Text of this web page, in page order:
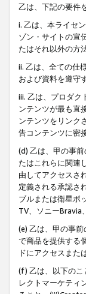
乙は、下記の要件
i. 乙は、本ライセ
ゾン・サイトの宣
たはそれ以外の方
ii. 乙は、全ての仕
および資料を遵守
iii. 乙は、プロダク
ンテンツが最も直
ンテンツをリンク
告コンテンツに密
(d) 乙は、甲の事
たはこれらに関連
由してアクセスさ
定義される承認さ
ブルまたは衛星ボ
TV、ソニーBravia
(e) 乙は、甲の事
で商品を提供する
ドにアクセスまた
(f) 乙は、以下のこ
レクトマーケティ